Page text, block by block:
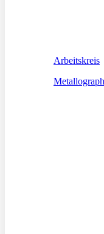
Arbeitskreis